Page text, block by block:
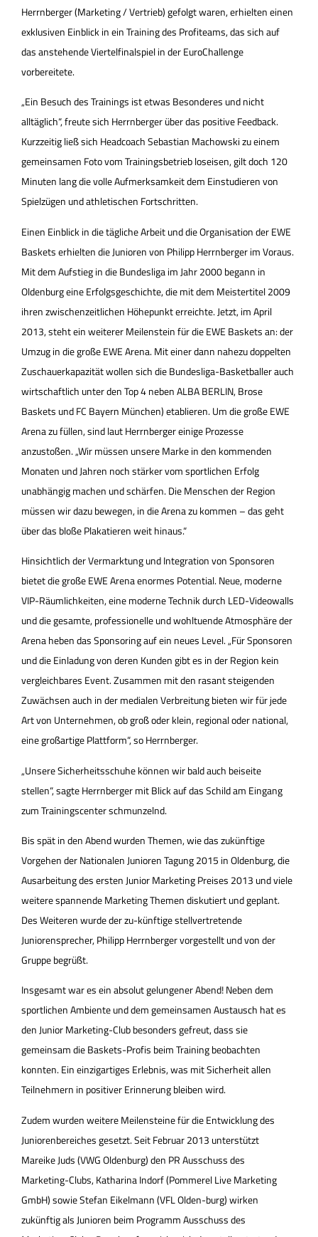
Herrnberger (Marketing / Vertrieb) gefolgt waren, erhielten einen
exklusiven Einblick in ein Training des Profiteams, das sich auf
das anstehende Viertelfinalspiel in der EuroChallenge
vorbereitete.
„Ein Besuch des Trainings ist etwas Besonderes und nicht
alltäglich“, freute sich Herrnberger über das positive Feedback.
Kurzzeitig ließ sich Headcoach Sebastian Machowski zu einem
gemeinsamen Foto vom Trainingsbetrieb loseisen, gilt doch 120
Minuten lang die volle Aufmerksamkeit dem Einstudieren von
Spielzügen und athletischen Fortschritten.
Einen Einblick in die tägliche Arbeit und die Organisation der EWE
Baskets erhielten die Junioren von Philipp Herrnberger im Voraus.
Mit dem Aufstieg in die Bundesliga im Jahr 2000 begann in
Oldenburg eine Erfolgsgeschichte, die mit dem Meistertitel 2009
ihren zwischenzeitlichen Höhepunkt erreichte. Jetzt, im April
2013, steht ein weiterer Meilenstein für die EWE Baskets an: der
Umzug in die große EWE Arena. Mit einer dann nahezu doppelten
Zuschauerkapazität wollen sich die Bundesliga-Basketballer auch
wirtschaftlich unter den Top 4 neben ALBA BERLIN, Brose
Baskets und FC Bayern München) etablieren. Um die große EWE
Arena zu füllen, sind laut Herrnberger einige Prozesse
anzustoßen. „Wir müssen unsere Marke in den kommenden
Monaten und Jahren noch stärker vom sportlichen Erfolg
unabhängig machen und schärfen. Die Menschen der Region
müssen wir dazu bewegen, in die Arena zu kommen – das geht
über das bloße Plakatieren weit hinaus.“
Hinsichtlich der Vermarktung und Integration von Sponsoren
bietet die große EWE Arena enormes Potential. Neue, moderne
VIP-Räumlichkeiten, eine moderne Technik durch LED-Videowalls
und die gesamte, professionelle und wohltuende Atmosphäre der
Arena heben das Sponsoring auf ein neues Level. „Für Sponsoren
und die Einladung von deren Kunden gibt es in der Region kein
vergleichbares Event. Zusammen mit den rasant steigenden
Zuwächsen auch in der medialen Verbreitung bieten wir für jede
Art von Unternehmen, ob groß oder klein, regional oder national,
eine großartige Plattform“, so Herrnberger.
„Unsere Sicherheitsschuhe können wir bald auch beiseite
stellen“, sagte Herrnberger mit Blick auf das Schild am Eingang
zum Trainingscenter schmunzelnd.
Bis spät in den Abend wurden Themen, wie das zukünftige
Vorgehen der Nationalen Junioren Tagung 2015 in Oldenburg, die
Ausarbeitung des ersten Junior Marketing Preises 2013 und viele
weitere spannende Marketing Themen diskutiert und geplant.
Des Weiteren wurde der zu-künftige stellvertretende
Juniorensprecher, Philipp Herrnberger vorgestellt und von der
Gruppe begrüßt.
Insgesamt war es ein absolut gelungener Abend! Neben dem
sportlichen Ambiente und dem gemeinsamen Austausch hat es
den Junior Marketing-Club besonders gefreut, dass sie
gemeinsam die Baskets-Profis beim Training beobachten
konnten. Ein einzigartiges Erlebnis, was mit Sicherheit allen
Teilnehmern in positiver Erinnerung bleiben wird.
Zudem wurden weitere Meilensteine für die Entwicklung des
Juniorenbereiches gesetzt. Seit Februar 2013 unterstützt
Mareike Juds (VWG Oldenburg) den PR Ausschuss des
Marketing-Clubs, Katharina Indorf (Pommerel Live Marketing
GmbH) sowie Stefan Eikelmann (VFL Olden-burg) wirken
zukünftig als Junioren beim Programm Ausschuss des